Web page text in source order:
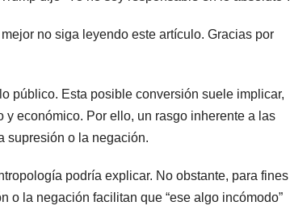
no siga leyendo este artículo. Gracias por
público. Esta posible conversión suele implicar,
económico. Por ello, un rasgo inherente a las
supresión o la negación.
podría explicar. No obstante, para fines
o la negación facilitan que “ese algo incómodo”